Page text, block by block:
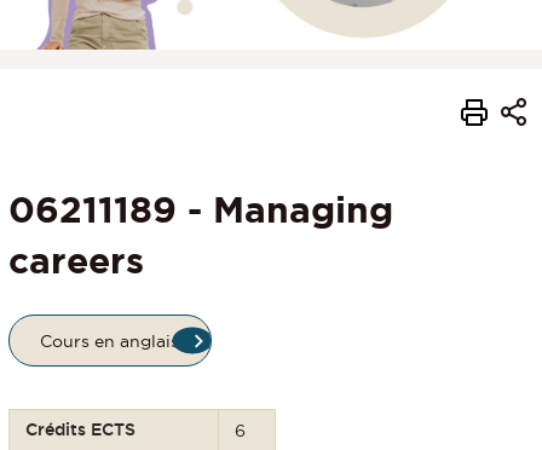
06211189 - Managing
careers
Cours en anglais
Crédits ECTS 6